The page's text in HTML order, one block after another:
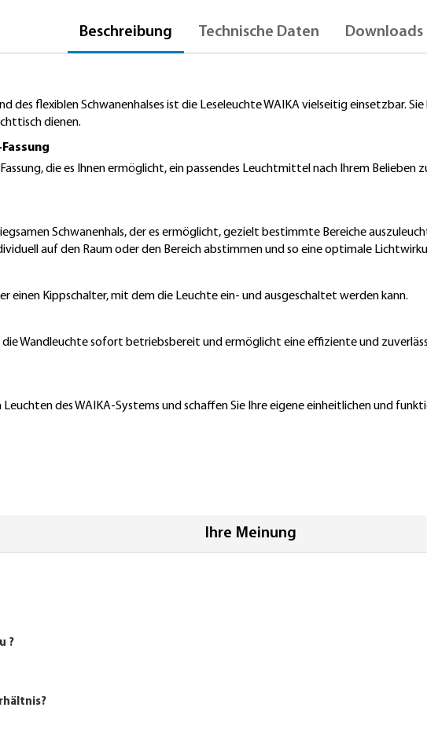
Beschreibung
des flexiblen Schwanenhalses ist die Leseleuchte WAIKA vielseitig einsetzbar.
dienen.
die es Ihnen ermöglicht, ein passendes Leuchtmittel nach Ihrem Belieben
Schwanenhals, der es ermöglicht, gezielt bestimmte Bereiche
auf den Raum oder den Bereich abstimmen und so eine optimale
einen Kippschalter, mit dem die Leuchte ein- und ausgeschaltet werden kann.
die Wandleuchte sofort betriebsbereit und ermöglicht eine effiziente und
des WAIKA-Systems und schaffen Sie Ihre eigene einheitlichen und
Technische Daten Downloads
Ihre Meinung
?